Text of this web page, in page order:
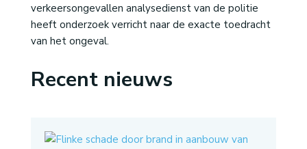
verkeersongevallen analysedienst van de politie
heeft onderzoek verricht naar de exacte toedracht
van het ongeval.
Recent nieuws